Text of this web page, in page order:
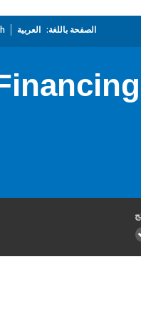
الصفحة باللغة: العربية